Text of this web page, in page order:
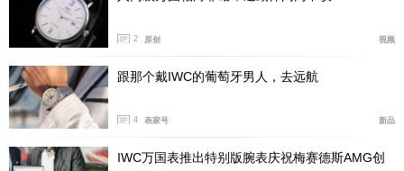
2 原创 视频
跟那个戴IWC的葡萄牙男人，去远航
4 表家号 新品
IWC万国表推出特别版腕表庆祝梅赛德斯AMG创